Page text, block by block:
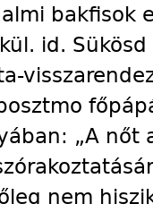
bakfisok
kül. id.
„A nőt
nem